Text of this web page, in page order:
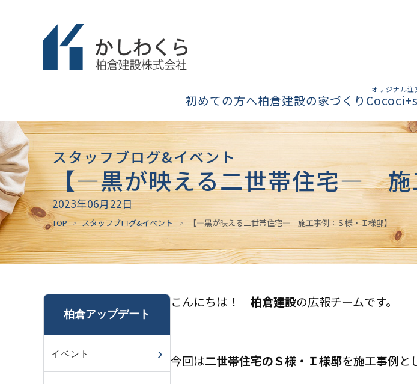
初めての方へ柏倉建設の家づくり
オリジナル注
スタッフブログ&イベント
【―黒が映える二世帯住宅― 施
2023年06月22日
TOP スタッフブログ&イベント 【―黒が映える二世帯住宅― 施工事例：Ｓ様・Ｉ様邸】
こんにちは！ 柏倉建設の広報チームです。
今回は二世帯住宅のＳ様・Ｉ様邸を施工事例と
柏倉アップデート
イベント